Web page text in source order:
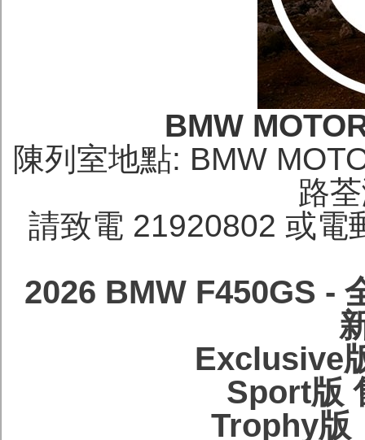
BMW
陳列室地點: BMW
路
請致電 21920802 或電
2026 BMW F450GS -
Exclusive
Sport版
Trophy版